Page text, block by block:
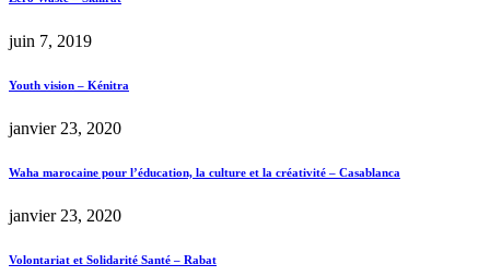
juin 7, 2019
Youth vision – Kénitra
janvier 23, 2020
Waha marocaine pour l’éducation, la culture et la créativité – Casablanca
janvier 23, 2020
Volontariat et Solidarité Santé – Rabat